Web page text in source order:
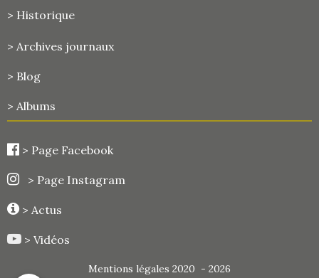
> Historique
> Archives journaux
> Blog
> Albums
> Page Facebook
> Page Instagram
> Actus
> Vidéos
Mentions légales 2020 - 2026